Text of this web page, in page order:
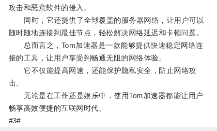
攻击和恶意软件的侵入。
同时，它还提供了全球覆盖的服务器网络，让用户可以
随时随地连接到最佳节点，轻松解决网络延迟和卡顿问题。
总而言之，Tom加速器是一款能够提供快速稳定网络连
接的工具，让用户享受到畅通无阻的网络体验。
它不仅能提高网速，还能保护隐私安全，防止网络攻
击。
无论是在工作还是娱乐中，使用Tom加速器都能让用户
畅享高效便捷的互联网时代。
#3#